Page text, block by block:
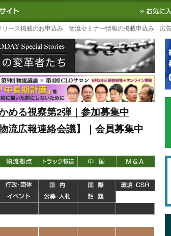
内最大の物流ニュースサイト3PL, SCMなど国内外の最
ース掲載のお申込み 物流セミナー情報の掲載申込み 広
める視察第2弾｜参加募集中
流広報連絡会議】｜会員募集中